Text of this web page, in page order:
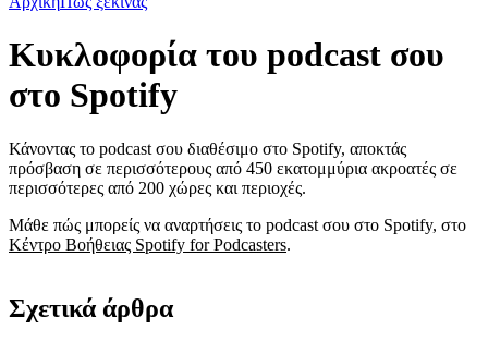
Κυκλοφορία του podcast σου
στο Spotify
Κάνοντας το podcast σου διαθέσιμο στο Spotify, αποκτάς
πρόσβαση σε περισσότερους από 450 εκατομμύρια ακροατές σε
περισσότερες από 200 χώρες και περιοχές.
Μάθε πώς μπορείς να αναρτήσεις το podcast σου στο Spotify, στο
Κέντρο Βοήθειας Spotify for Podcasters.
Σχετικά άρθρα